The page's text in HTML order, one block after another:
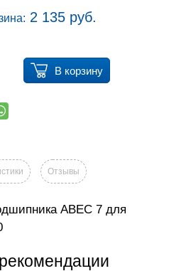
2 135 руб.
В корзину
Отзывы
ABEC 7 для